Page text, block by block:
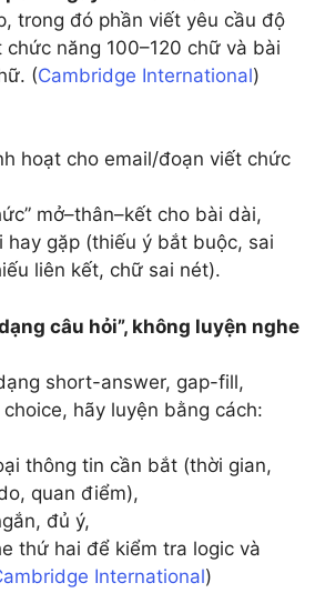
trong đó phần viết yêu cầu độ
năng 100–120 chữ và bài
(Cambridge International)
hoạt cho email/đoạn viết chức
mở–thân–kết cho bài dài,
hay gặp (thiếu ý bắt buộc, sai
liên kết, chữ sai nét).
câu hỏi”, không luyện nghe
short-answer, gap-fill,
hãy luyện bằng cách:
thông tin cần bắt (thời gian,
quan điểm),
đủ ý,
thứ hai để kiểm tra logic và
International)